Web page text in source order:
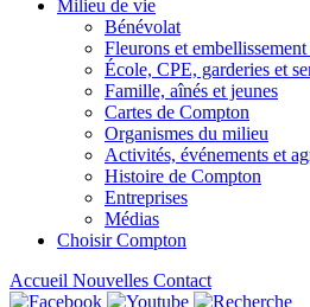
Milieu de vie
Bénévolat
Fleurons et
École, CPE, garderies et
Famille, aînés et jeunes
Cartes de Compton
Organismes du milieu
Activités, événements et
Histoire de Compton
Entreprises
Médias
Choisir Compton
Accueil Nouvelles Contact